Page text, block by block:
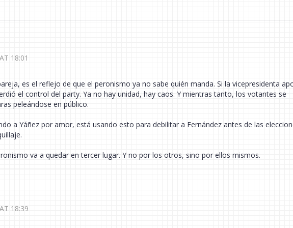
18:01
es el reflejo de que el peronismo ya no sabe quién manda. Si la vicepresidenta
el control del party. Ya no hay unidad, hay caos. Y mientras tanto, los votantes se
peleándose en público.
a Yáñez por amor, está usando esto para debilitar a Fernández antes de las
va a quedar en tercer lugar. Y no por los otros, sino por ellos mismos.
18:39